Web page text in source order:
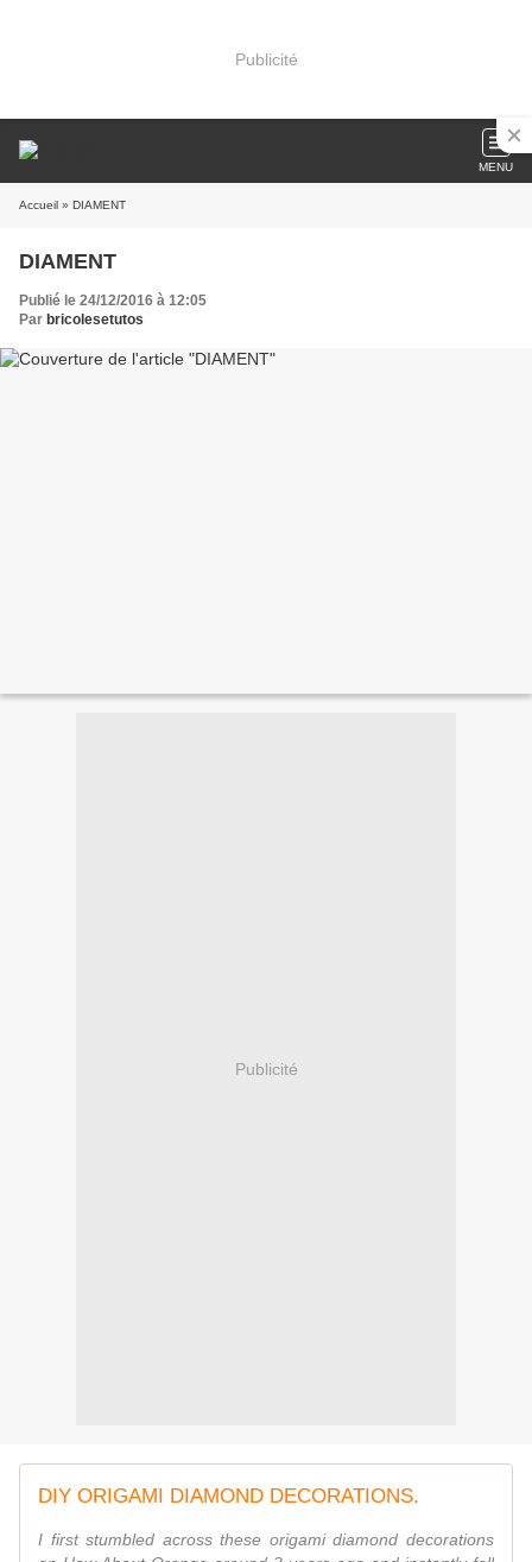
Publicité
MENU
Accueil » DIAMENT
DIAMENT
Publié le 24/12/2016 à 12:05
Par bricolesetutos
Publicité
DIY ORIGAMI DIAMOND DECORATIONS.
I first stumbled across these origami diamond decorations